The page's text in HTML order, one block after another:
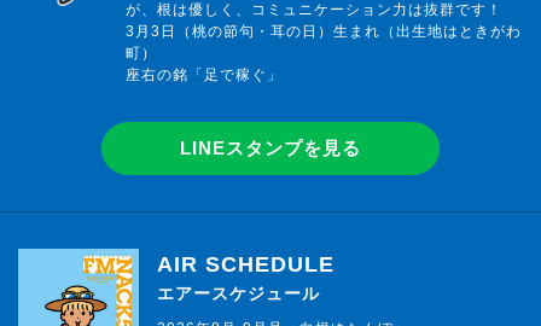
が、根は優しく、コミュニケーション力は抜群です！
3月3日（桃の節句・耳の日）生まれ（出生地はときがわ
町）
座右の銘「足で稼ぐ」
LINEスタンプを見る
AIR SCHEDULE
エアースケジュール